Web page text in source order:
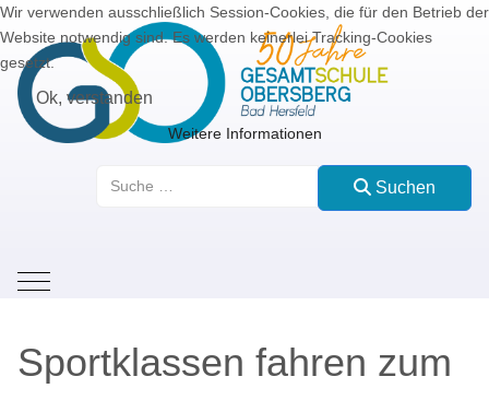
Suchen
Mobile Menu Toggle
Sportklassen fahren zum
Wir verwenden ausschließlich Session-Cookies, die für den Betrieb der
Website notwendig sind. Es werden keinerlei Tracking-Cookies
gesetzt.
Ok, verstanden
Weitere Informationen